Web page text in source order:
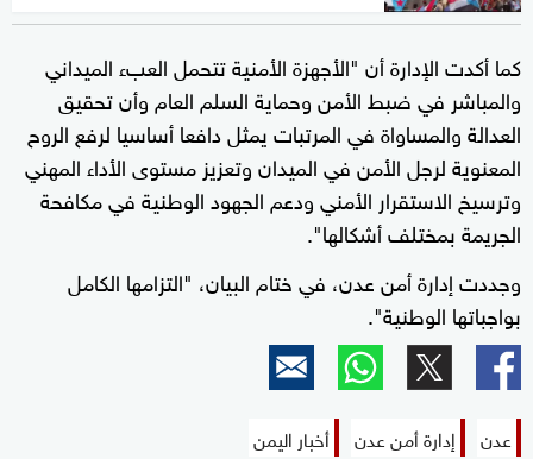
كما أكدت الإدارة أن "الأجهزة الأمنية تتحمل العبء الميداني
والمباشر في ضبط الأمن وحماية السلم العام وأن تحقيق
العدالة والمساواة في المرتبات يمثل دافعا أساسيا لرفع الروح
المعنوية لرجل الأمن في الميدان وتعزيز مستوى الأداء المهني
وترسيخ الاستقرار الأمني ودعم الجهود الوطنية في مكافحة
الجريمة بمختلف أشكالها".
وجددت إدارة أمن عدن، في ختام البيان، "التزامها الكامل
بواجباتها الوطنية".
عدن إدارة أمن عدن أخبار اليمن